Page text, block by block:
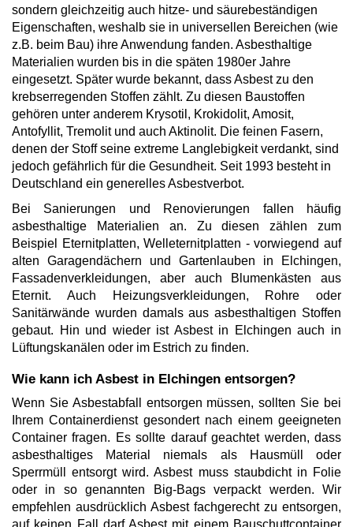
sondern gleichzeitig auch hitze- und säurebeständigen
Eigenschaften, weshalb sie in universellen Bereichen (wie
z.B. beim Bau) ihre Anwendung fanden. Asbesthaltige
Materialien wurden bis in die späten 1980er Jahre
eingesetzt. Später wurde bekannt, dass Asbest zu den
krebserregenden Stoffen zählt. Zu diesen Baustoffen
gehören unter anderem Krysotil, Krokidolit, Amosit,
Antofyllit, Tremolit und auch Aktinolit. Die feinen Fasern,
denen der Stoff seine extreme Langlebigkeit verdankt, sind
jedoch gefährlich für die Gesundheit. Seit 1993 besteht in
Deutschland ein generelles Asbestverbot.
Bei Sanierungen und Renovierungen fallen häufig
asbesthaltige Materialien an. Zu diesen zählen zum
Beispiel Eternitplatten, Welleternitplatten - vorwiegend auf
alten Garagendächern und Gartenlauben in Elchingen,
Fassadenverkleidungen, aber auch Blumenkästen aus
Eternit. Auch Heizungsverkleidungen, Rohre oder
Sanitärwände wurden damals aus asbesthaltigen Stoffen
gebaut. Hin und wieder ist Asbest in Elchingen auch in
Lüftungskanälen oder im Estrich zu finden.
Wie kann ich Asbest in Elchingen entsorgen?
Wenn Sie Asbestabfall entsorgen müssen, sollten Sie bei
Ihrem Containerdienst gesondert nach einem geeigneten
Container fragen. Es sollte darauf geachtet werden, dass
asbesthaltiges Material niemals als Hausmüll oder
Sperrmüll entsorgt wird. Asbest muss staubdicht in Folie
oder in so genannten Big-Bags verpackt werden. Wir
empfehlen ausdrücklich Asbest fachgerecht zu entsorgen,
auf keinen Fall darf Asbest mit einem Bauschuttcontainer